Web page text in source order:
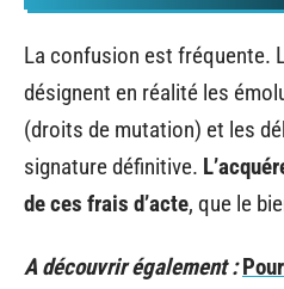
La confusion est fréquente.
désignent en réalité les
(droits de mutation) et les
signature définitive.
de ces frais d’acte, que le
A découvrir également :